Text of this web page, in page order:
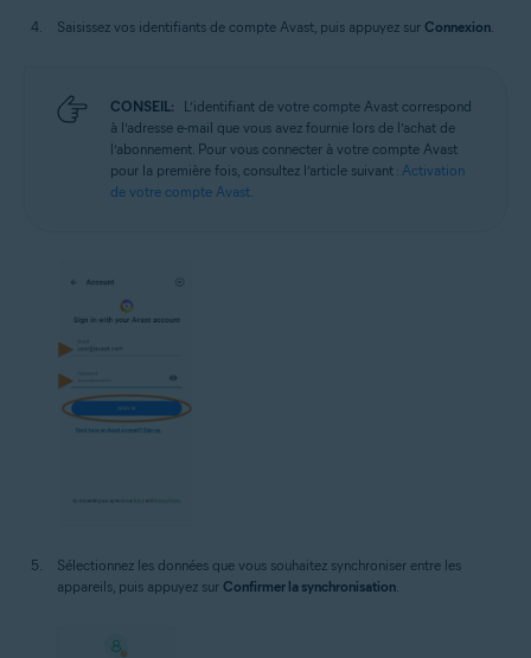
Saisissez vos identifiants de compte Avast, puis appuyez sur Connexion
CONSEIL:
L’identifiant de votre compte Avast correspond
à l’adresse e-mail que vous avez fournie lors de l’achat de
l’abonnement. Pour vous connecter à votre compte Avast
pour la première fois, consultez l’article suivant : Activation
de votre compte Avast
Sélectionnez les données que vous souhaitez synchroniser entre les
appareils, puis appuyez sur Confirmer la synchronisation.